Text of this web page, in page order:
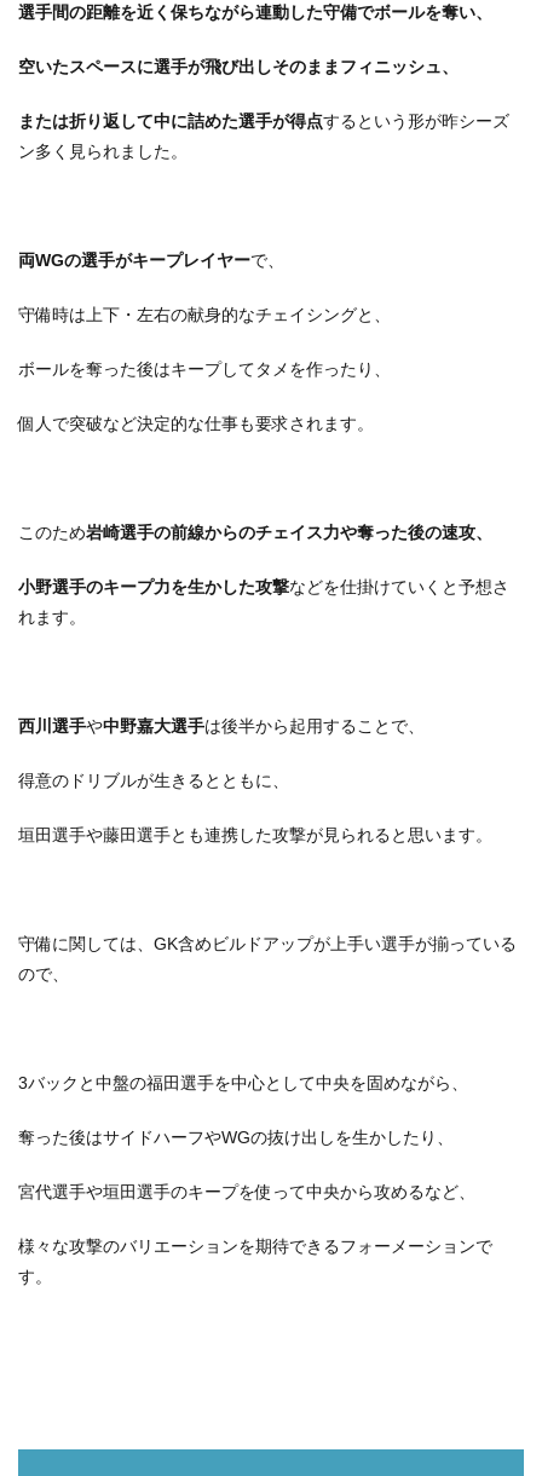
選手間の距離を近く保ちながら連動した守備でボールを奪い、
空いたスペースに選手が飛び出しそのままフィニッシュ、
または折り返して中に詰めた選手が得点するという形が昨シーズ
ン多く見られました。
両WGの選手がキープレイヤーで、
守備時は上下・左右の献身的なチェイシングと、
ボールを奪った後はキープしてタメを作ったり、
個人で突破など決定的な仕事も要求されます。
このため岩崎選手の前線からのチェイス力や奪った後の速攻、
小野選手のキープ力を生かした攻撃などを仕掛けていくと予想さ
れます。
西川選手や中野嘉大選手は後半から起用することで、
得意のドリブルが生きるとともに、
垣田選手や藤田選手とも連携した攻撃が見られると思います。
守備に関しては、GK含めビルドアップが上手い選手が揃っている
ので、
3バックと中盤の福田選手を中心として中央を固めながら、
奪った後はサイドハーフやWGの抜け出しを生かしたり、
宮代選手や垣田選手のキープを使って中央から攻めるなど、
様々な攻撃のバリエーションを期待できるフォーメーションで
す。